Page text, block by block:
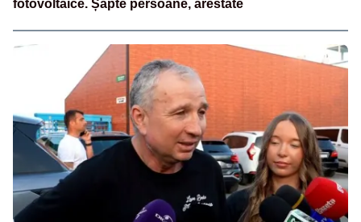
fotovoltaice. Șapte persoane, arestate